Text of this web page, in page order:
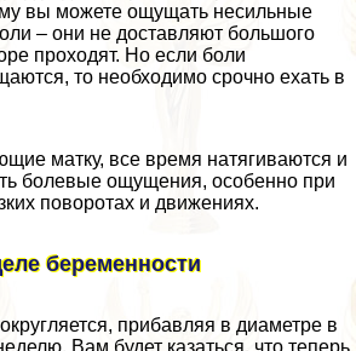
вы можете ощущать несильные
– они не доставляют большого
проходят. Но если боли
то необходимо срочно ехать в
матку, все время натягиваются и
болевые ощущения, особенно при
поворотах и движениях.
беременности
прибавляя в диаметре в
Вам будет казаться, что теперь